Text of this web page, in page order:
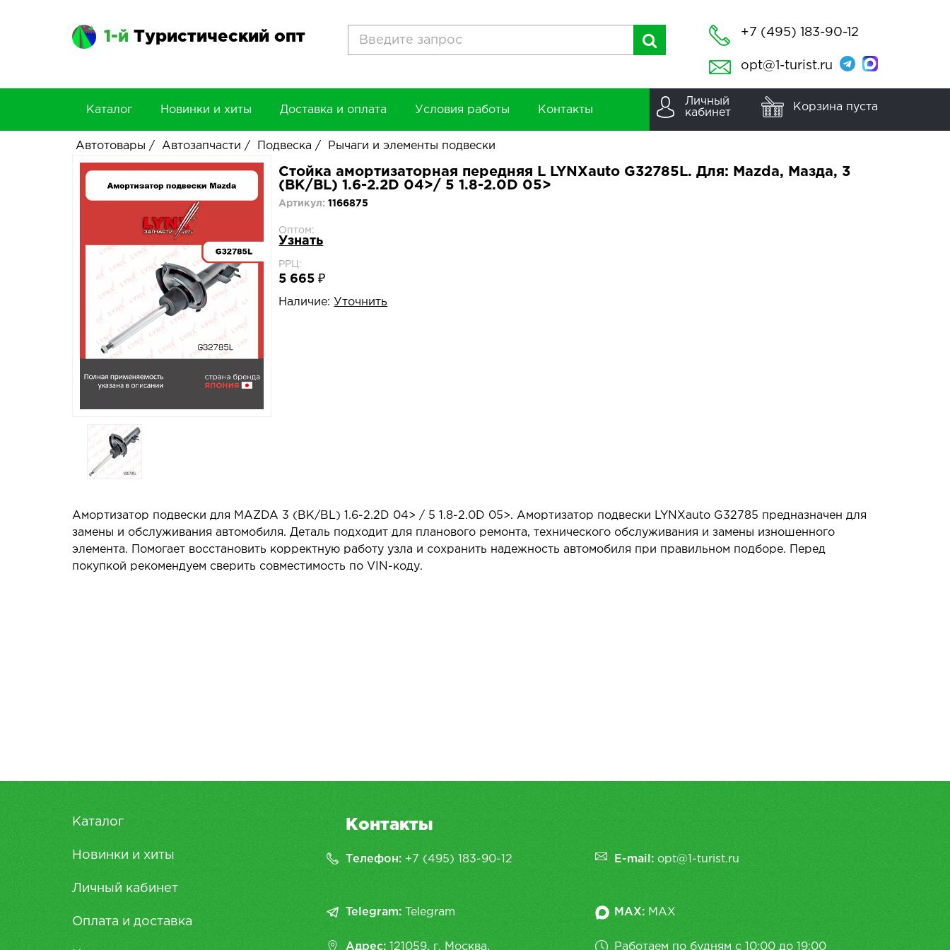
1-й Туристический опт +7 (495) 183-90-12
opt@1-turist.ru
Каталог Новинки и хиты Доставка и оплата Условия работы Контакты
Личный
кабинет
Корзина пуста
Автотовары / Автозапчасти / Подвеска / Рычаги и элементы подвески
Стойка амортизаторная передняя L LYNXauto G32785L. Для: Mazda, Мазда, 3
(BK/BL) 1.6-2.2D 04>/ 5 1.8-2.0D 05>
Артикул:1166875
Оптом:
Узнать
РРЦ:
5 665 ₽
Наличие: Уточнить
Амортизатор подвески для MAZDA 3 (BK/BL) 1.6-2.2D 04> / 5 1.8-2.0D 05>. Амортизатор подвески LYNXauto G32785 предназначен для
замены и обслуживания автомобиля. Деталь подходит для планового ремонта, технического обслуживания и замены изношенного
элемента. Помогает восстановить корректную работу узла и сохранить надежность автомобиля при правильном подборе. Перед
покупкой рекомендуем сверить совместимость по VIN-коду.
Каталог
Новинки и хиты
Личный кабинет
Оплата и доставка
Контакты
Телефон: +7 (495) 183-90-12 E-mail: opt@1-turist.ru
Telegram: Telegram MAX: MAX
Адрес: 121059, г. Москва, Работаем по будням с 10:00 до 19:00